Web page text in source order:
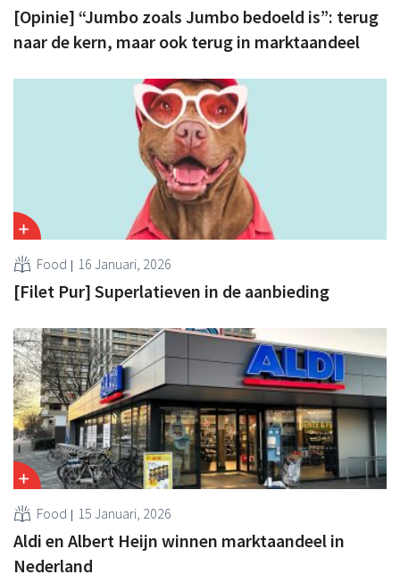
[Opinie] “Jumbo zoals Jumbo bedoeld is”: terug
naar de kern, maar ook terug in marktaandeel
Food 16 Januari, 2026
[Filet Pur] Superlatieven in de aanbieding
Food 15 Januari, 2026
Aldi en Albert Heijn winnen marktaandeel in
Nederland